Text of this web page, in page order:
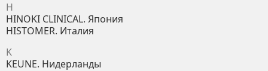
H
HINOKI CLINICAL. Япония
HISTOMER. Италия
K
KEUNE. Нидерланды